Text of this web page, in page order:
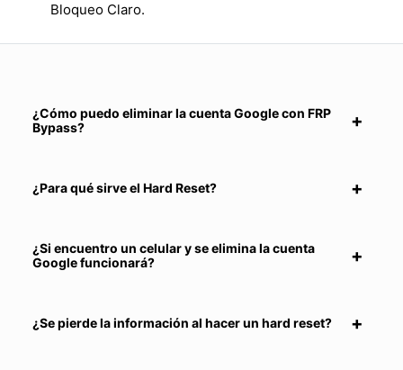
Bloqueo Claro.
¿Cómo puedo eliminar la cuenta Google con FRP
Bypass?
¿Para qué sirve el Hard Reset?
¿Si encuentro un celular y se elimina la cuenta
Google funcionará?
¿Se pierde la información al hacer un hard reset?